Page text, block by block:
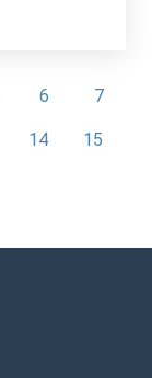
6 7
14 15